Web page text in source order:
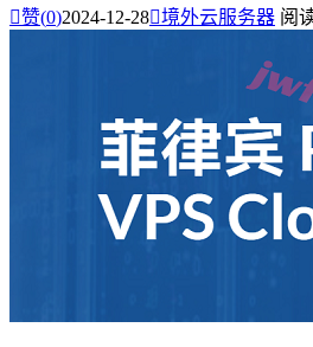
赞(0)2024-12-28境外云服务器 阅